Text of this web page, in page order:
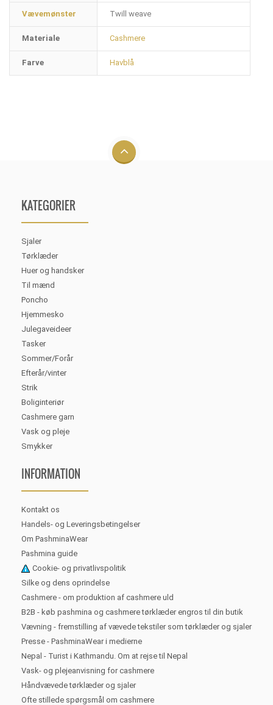
Vævemønster Twill weave
Materiale Cashmere
Farve Havblå
KATEGORIER
Sjaler
Tørklæder
Huer og handsker
Til mænd
Poncho
Hjemmesko
Julegaveideer
Tasker
Sommer/Forår
Efterår/vinter
Strik
Boliginteriør
Cashmere garn
Vask og pleje
Smykker
INFORMATION
Kontakt os
Handels- og Leveringsbetingelser
Om PashminaWear
Pashmina guide
Cookie- og privatlivspolitik
Silke og dens oprindelse
Cashmere - om produktion af cashmere uld
B2B - køb pashmina og cashmere tørklæder engros til din butik
Vævning - fremstilling af vævede tekstiler som tørklæder og sjaler
Presse - PashminaWear i medierne
Nepal - Turist i Kathmandu. Om at rejse til Nepal
Vask- og plejeanvisning for cashmere
Håndvævede tørklæder og sjaler
Ofte stillede spørgsmål om cashmere